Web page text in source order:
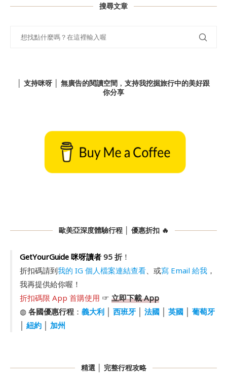
搜尋文章
│ 支持咪呀 │ 無廣告的閱讀空間﹐支持我挖掘旅行中的美好跟
你分享
歐美亞深度體驗行程 │ 優惠折扣 🔥
GetYourGuide 咪呀讀者95 折！
折扣碼請到我的 IG 個人檔案連結查看、或寫 Email 給我，
我再提供給你喔！
折扣碼限 App 首購使用 ☞ 立即下載 App
◍ 各國優惠行程： 義大利│ 西班牙│ 法國│ 英國│ 葡萄牙
紐約│ 加州
精選 │ 完整行程攻略